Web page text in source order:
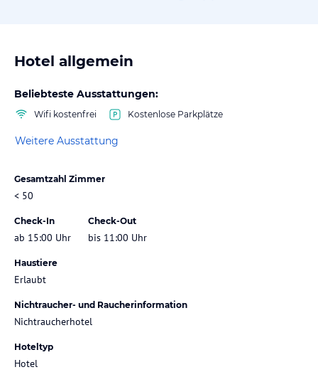
Hotel allgemein
Beliebteste Ausstattungen:
Wifi kostenfrei Kostenlose Parkplätze
Weitere Ausstattung
Gesamtzahl Zimmer
< 50
Check-In
ab 15:00 Uhr
Check-Out
bis 11:00 Uhr
Haustiere
Erlaubt
Nichtraucher- und Raucherinformation
Nichtraucherhotel
Hoteltyp
Hotel